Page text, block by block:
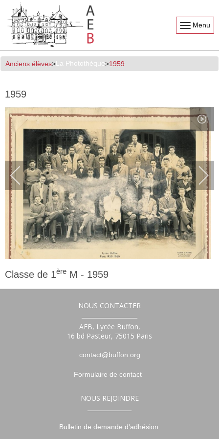
Menu
Anciens élèves La Photothèque 1959
1959
Classe de 1ère M - 1959
1ère
NOUS CONTACTER
AEB, Lycée Buffon,
16 bd Pasteur, 75015 Paris
contact@buffon.org
Formulaire de contact
NOUS REJOINDRE
Bulletin de demande d'adhésion